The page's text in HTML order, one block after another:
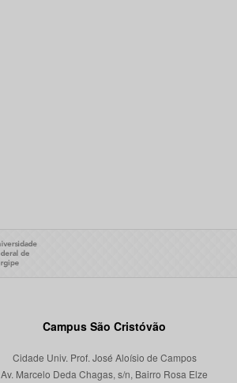
Campus São Cristóvão
Cidade Univ. Prof. José Aloísio de Campos
Av. Marcelo Deda Chagas, s/n, Bairro Rosa Elze